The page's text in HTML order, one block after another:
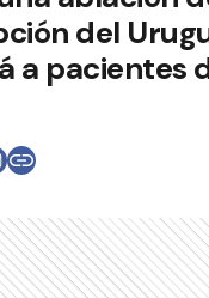
del
a pacientes